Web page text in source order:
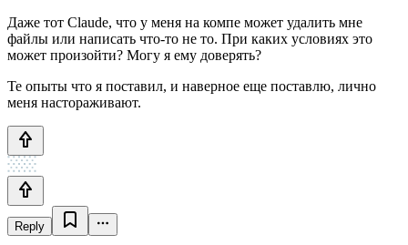
Даже тот Claude, что у меня на компе может удалить мне
файлы или написать что-то не то. При каких условиях это
может произойти? Могу я ему доверять?
Те опыты что я поставил, и наверное еще поставлю, лично
меня настораживают.
Reply